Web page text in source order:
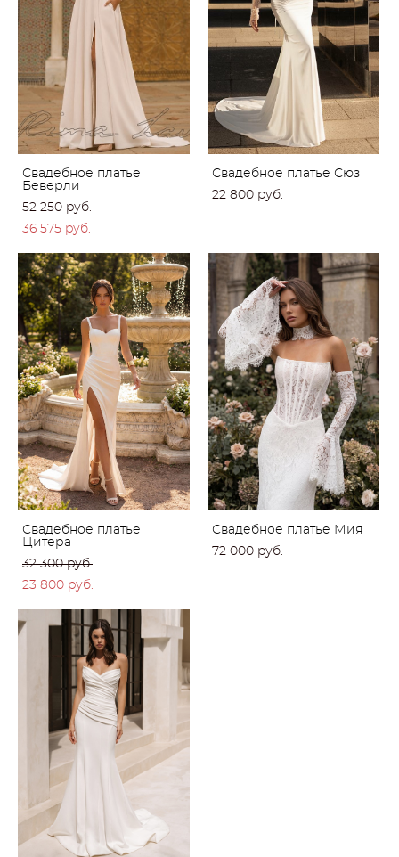
Свадебное платье
Беверли
52 250 pуб.
36 575 pуб.
Свадебное платье Сюз
22 800 pуб.
Свадебное платье
Цитера
32 300 pуб.
23 800 pуб.
Свадебное платье Мия
72 000 pуб.